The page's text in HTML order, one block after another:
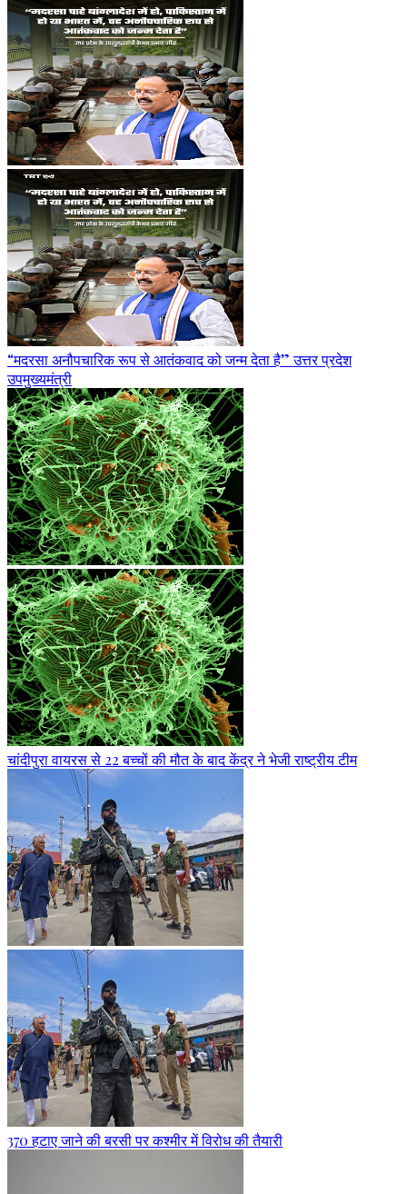
“मदरसा अनौपचारिक रूप से आतंकवाद को जन्म देता है” उत्तर प्रदेश
उपमुख्यमंत्री
चांदीपुरा वायरस से 22 बच्चों की मौत के बाद केंद्र ने भेजी राष्ट्रीय टीम
370 हटाए जाने की बरसी पर कश्मीर में विरोध की तैयारी